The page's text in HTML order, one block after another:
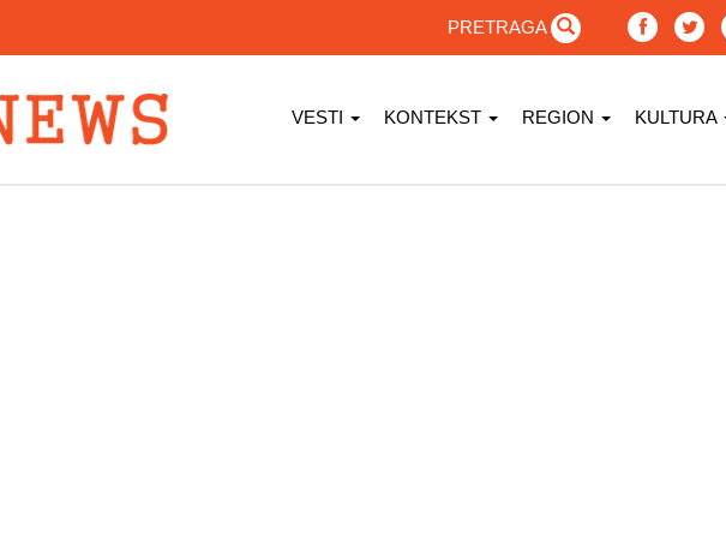
PRETRAGA
VESTI KONTEKST REGION KULTURA